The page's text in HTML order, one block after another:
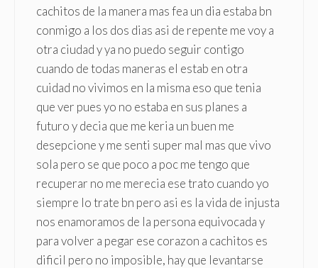
cachitos de la manera mas fea un dia estaba bn
conmigo a los dos dias asi de repente me voy a
otra ciudad y ya no puedo seguir contigo
cuando de todas maneras el estab en otra
cuidad no vivimos en la misma eso que tenia
que ver pues yo no estaba en sus planes a
futuro y decia que me keria un buen me
desepcione y me senti super mal mas que vivo
sola pero se que poco a poc me tengo que
recuperar no me merecia ese trato cuando yo
siempre lo trate bn pero asi es la vida de injusta
nos enamoramos de la persona equivocada y
para volver a pegar ese corazon a cachitos es
dificil pero no imposible, hay que levantarse